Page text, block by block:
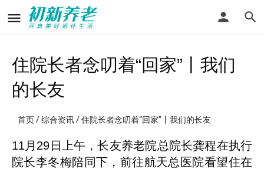
住院长者念叨着“回家”丨我们
的长友
首页/综合资讯/ 住院长者念叨着“回家”丨我们的长友
11月29日上午，长友养老院总院长龚程在执行
院长李冬梅陪同下，前往航天总医院看望住在